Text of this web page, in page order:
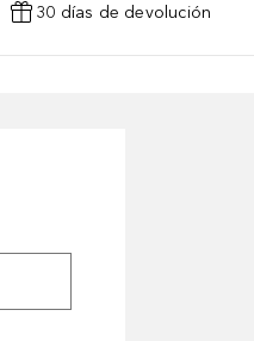
30 días de devolución